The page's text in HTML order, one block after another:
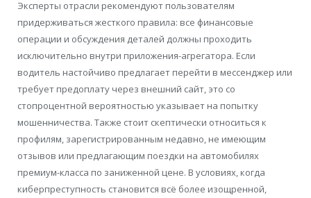
Эксперты отрасли рекомендуют пользователям
придерживаться жесткого правила: все финансовые
операции и обсуждения деталей должны проходить
исключительно внутри приложения-агрегатора. Если
водитель настойчиво предлагает перейти в мессенджер или
требует предоплату через внешний сайт, это со
стопроцентной вероятностью указывает на попытку
мошенничества. Также стоит скептически относиться к
профилям, зарегистрированным недавно, не имеющим
отзывов или предлагающим поездки на автомобилях
премиум-класса по заниженной цене. В условиях, когда
киберпреступность становится всё более изощренной,